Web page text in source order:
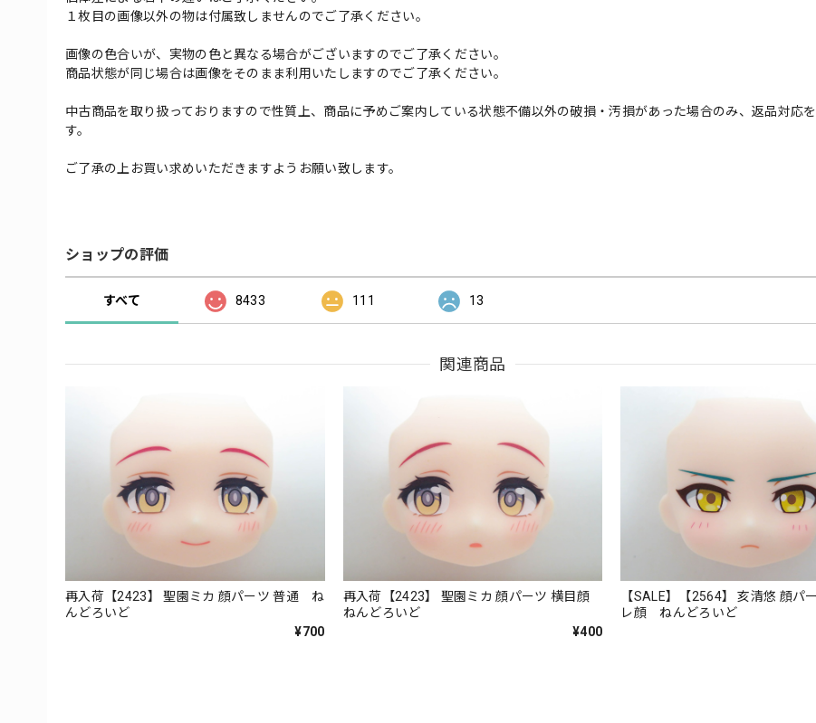
１枚目の画像以外の物は付属致しませんのでご了承ください。
画像の色合いが、実物の色と異なる場合がございますのでご了承ください。
商品状態が同じ場合は画像をそのまま利用いたしますのでご了承ください。
中古商品を取り扱っておりますので性質上、商品に予めご案内している状態不備以外の破損・汚損があった場合のみ、返品対応
す。
ご了承の上お買い求めいただきますようお願い致します。
ショップの評価
すべて 8433 111 13
関連商品
再入荷【2423】 聖園ミカ 顔パーツ 普通 ね
んどろいど
¥700
再入荷【2423】 聖園ミカ 顔パーツ 横目顔
ねんどろいど
¥400
【SALE】【2564】 亥清悠 顔パ
レ顔 ねんどろいど